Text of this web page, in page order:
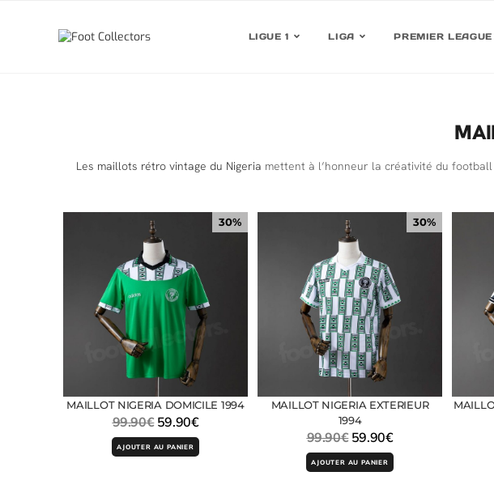
LIGUE 1 LIGA PREMIER LEAGUE
Les maillots rétro vintage du Nigeria mettent à l’honneur la créativité du
30%
MAILLOT NIGERIA DOMICILE 1994
99.90€ 59.90€
AJOUTER AU PANIER
30%
MAILLOT NIGERIA EXTERIEUR
1994
99.90€ 59.90€
AJOUTER AU PANIER